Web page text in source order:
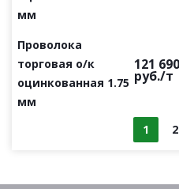
мм
Проволока
торговая о/к
оцинкованная 1.75
мм
121 690
руб./т
1 2